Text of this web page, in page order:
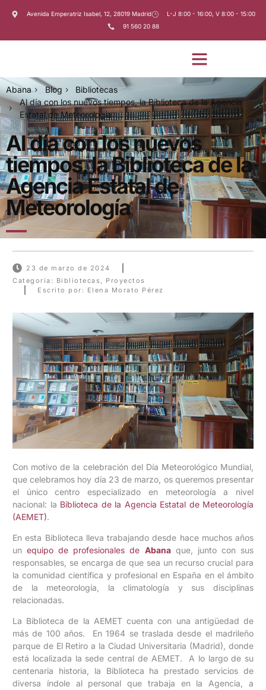
Avenida Emperatriz Isabel, 12, 28019 Madrid
L-J 8:00 - 16:00, V 8:00 - 15:00
91 560 20 88
Abana Blog
Bibliotecas
Al día con los nuevos tiempos, la Biblioteca de la Agencia
Estatal de Meteorología
Al día con los nuevos
tiempos, la Biblioteca de la
Agencia Estatal de
Meteorología
23 de marzo de 2024
Categoría: Bibliotecas, Proyectos
Escrito por: Elena Morato Pérez
Con motivo de la celebración del Día Meteorológico Mundial,
que celebramos hoy día 23 de marzo, os queremos presentar
el único centro especializado en meteorología a nivel
nacional: la Biblioteca de la Agencia Estatal de Meteorología
(AEMET).
En esta Biblioteca lleva trabajando desde hace muchos años
un equipo de profesionales de Abanaque, junto con sus
responsables, se encarga de que sea un recurso crucial para
la comunidad científica y profesional en España en el ámbito
de la meteorología, la climatología y sus disciplinas
relacionadas.
La Biblioteca de la AEMET cuenta con una antigüedad de
más de 100 años. En 1964 se traslada desde el madrileño
parque de El Retiro a la Ciudad Universitaria (Madrid), donde
está localizada la sede central de AEMET. A lo largo de su
centenaria historia, la Biblioteca ha prestado servicios de
diversa índole al personal que trabaja en la Agencia, a